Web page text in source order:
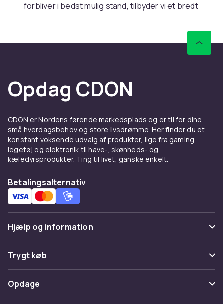
forbliver i bedst mulig stand, tilbyder vi et bredt
skærmbeskyttere er designet til at give din
materialer for at finde det cover eller den skal,
der passer til din personlige smag.
Optimer din iPhone 14-
oplevelse
En højteknologisk enhed som iPhone 14
Produkter som opladere, kabler og
powerbanks er essentielle for at holde din
telefon opladet og klar, uanset hvor du er.
oplader til dit skrivebord eller en kompakt
powerbank til dine eventyr, finder du det her
hos CDON.
Udtryk din stil med tilbehør
Opdag CDON
CDON er Nordens førende markedsplads og er til for dine
små hverdagsbehov og store livsdrømme. Her finder du et
konstant voksende udvalg af produkter, lige fra gaming,
legetøj og elektronik til have-, skønheds- og
kæledyrsprodukter. Ting til livet, ganske enkelt.
Betalingsalternativ
Hjælp og information
Ofte stillede spørgsmål
Spor pakke
Fortryd & returner her
Trygt køb
Betaling
Levering
Opdage